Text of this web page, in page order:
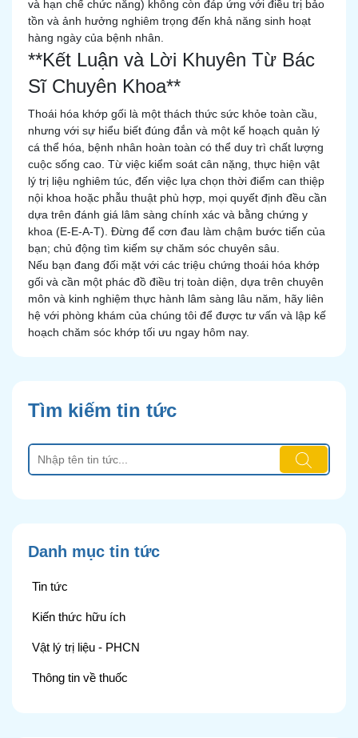
và hạn chế chức năng) không còn đáp ứng với điều trị bảo
tồn và ảnh hưởng nghiêm trọng đến khả năng sinh hoạt
hàng ngày của bệnh nhân.
**Kết Luận và Lời Khuyên Từ Bác
Sĩ Chuyên Khoa**
Thoái hóa khớp gối là một thách thức sức khỏe toàn cầu,
nhưng với sự hiểu biết đúng đắn và một kế hoạch quản lý
cá thể hóa, bệnh nhân hoàn toàn có thể duy trì chất lượng
cuộc sống cao. Từ việc kiểm soát cân nặng, thực hiện vật
lý trị liệu nghiêm túc, đến việc lựa chọn thời điểm can thiệp
nội khoa hoặc phẫu thuật phù hợp, mọi quyết định đều cần
dựa trên đánh giá lâm sàng chính xác và bằng chứng y
khoa (E-E-A-T). Đừng để cơn đau làm chậm bước tiến của
bạn; chủ động tìm kiếm sự chăm sóc chuyên sâu.
Nếu bạn đang đối mặt với các triệu chứng thoái hóa khớp
gối và cần một phác đồ điều trị toàn diện, dựa trên chuyên
môn và kinh nghiệm thực hành lâm sàng lâu năm, hãy liên
hệ với phòng khám của chúng tôi để được tư vấn và lập kế
hoạch chăm sóc khớp tối ưu ngay hôm nay.
Tìm kiếm tin tức
Danh mục tin tức
Tin tức
Kiến thức hữu ích
Vật lý trị liệu - PHCN
Thông tin về thuốc